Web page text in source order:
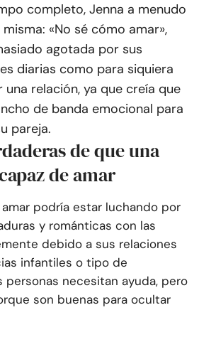
completo, Jenna a menudo
«No sé cómo amar»,
agotada por sus
diarias como para siquiera
una relación, ya que creía que
de banda emocional para
pareja.
de que una
de amar
podría estar luchando por
y románticas con las
debido a sus relaciones
infantiles o tipo de
personas necesitan ayuda, pero
son buenas para ocultar